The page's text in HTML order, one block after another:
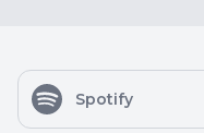
Spotify